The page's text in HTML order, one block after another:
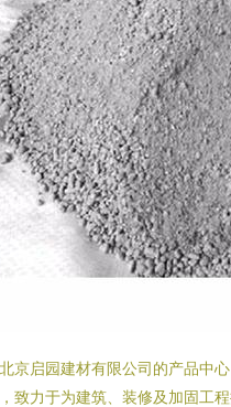
京启园建材有限公司的产品中
致力于为建筑、装修及加固工